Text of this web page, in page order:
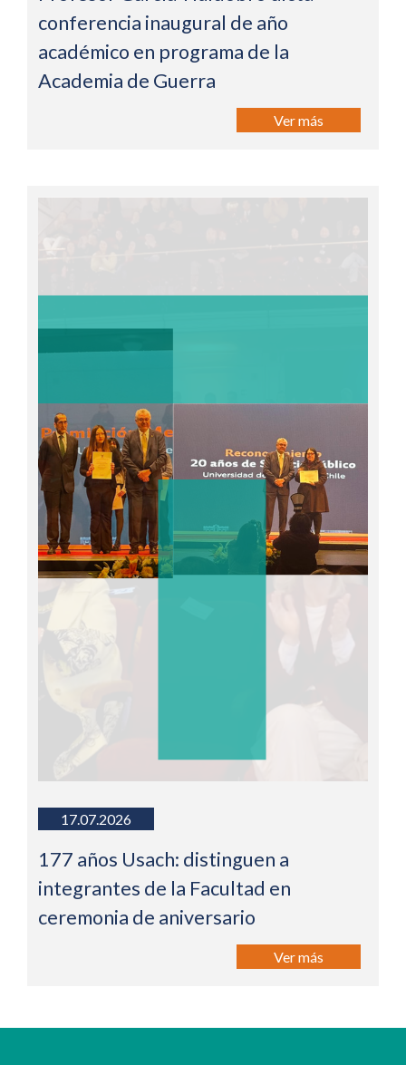
conferencia inaugural de año
académico en programa de la
Academia de Guerra
Ver más
17.07.2026
177 años Usach: distinguen a
integrantes de la Facultad en
ceremonia de aniversario
Ver más